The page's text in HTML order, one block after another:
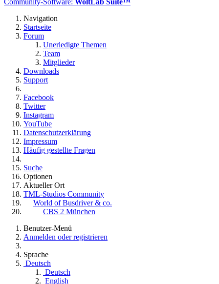
Community-Software: WoltLab Suite™
Navigation
Startseite
Forum
Unerledigte Themen
Team
Mitglieder
Downloads
Support
Facebook
Twitter
Instagram
YouTube
Datenschutzerklärung
Impressum
Häufig gestellte Fragen
Suche
Optionen
Aktueller Ort
TML-Studios Community
World of Busdriver & co.
CBS 2 München
Benutzer-Menü
Anmelden oder registrieren
Sprache
Deutsch
Deutsch
English